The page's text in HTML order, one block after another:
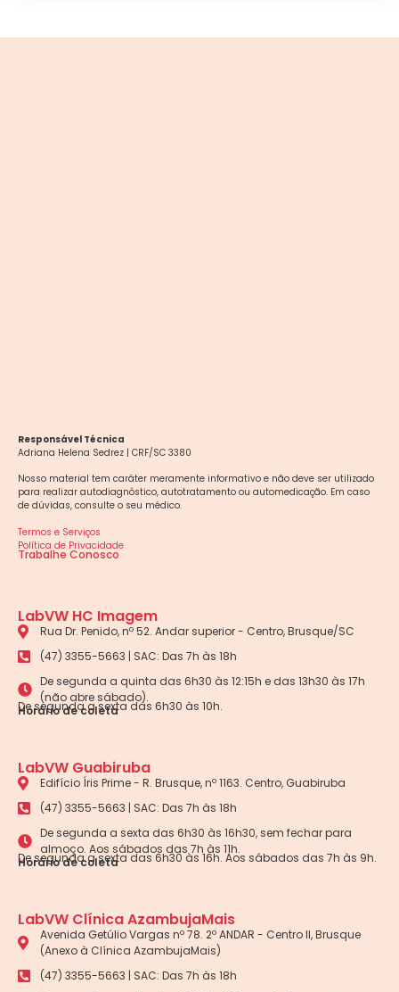
Responsável Técnica
Adriana Helena Sedrez | CRF/SC 3380
Nosso material tem caráter meramente informativo e não deve ser utilizado
para realizar autodiagnóstico, autotratamento ou automedicação. Em caso
de dúvidas, consulte o seu médico.
Termos e Serviços
Política de Privacidade
Trabalhe Conosco
LabVW HC Imagem
Rua Dr. Penido, nº 52. Andar superior - Centro, Brusque/SC
(47) 3355-5663 | SAC: Das 7h às 18h
De segunda a quinta das 6h30 às 12:15h e das 13h30 às 17h
(não abre sábado).
Horário de coleta
De segunda a sexta das 6h30 às 10h.
LabVW Guabiruba
Edifício Íris Prime - R. Brusque, nº 1163. Centro, Guabiruba
(47) 3355-5663 | SAC: Das 7h às 18h
De segunda a sexta das 6h30 às 16h30, sem fechar para
almoço. Aos sábados das 7h às 11h.
Horário de coleta
De segunda a sexta das 6h30 às 16h. Aos sábados das 7h às 9h.
LabVW Clínica AzambujaMais
Avenida Getúlio Vargas nº 78. 2º ANDAR - Centro II, Brusque
(Anexo à Clínica AzambujaMais)
(47) 3355-5663 | SAC: Das 7h às 18h